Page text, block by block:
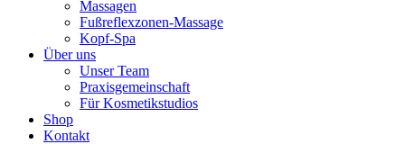
Massagen
Fußreflexzonen-Massage
Kopf-Spa
Über uns
Unser Team
Praxisgemeinschaft
Für Kosmetikstudios
Shop
Kontakt